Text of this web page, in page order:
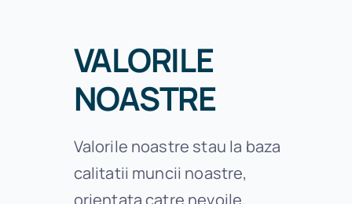
VALORILE
NOASTRE
Valorile noastre stau la baza
calitatii muncii noastre,
orientata catre nevoile,